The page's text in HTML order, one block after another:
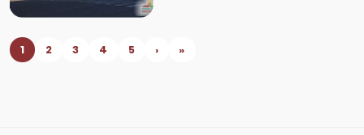
1 2 3 4 5 › »